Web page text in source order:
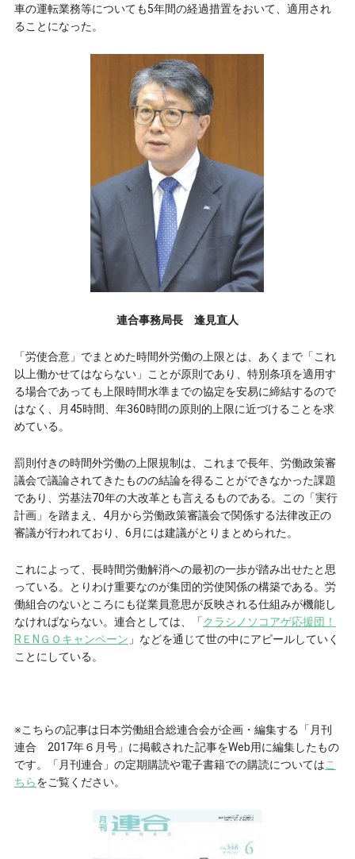
車の運転業務等についても5年間の経過措置をおいて、適用され
ることになった。
連合事務局長 逢見直人
「労使合意」でまとめた時間外労働の上限とは、あくまで「これ
以上働かせてはならない」ことが原則であり、特別条項を適用す
る場合であっても上限時間水準までの協定を安易に締結するので
はなく、月45時間、年360時間の原則的上限に近づけることを求
めている。
罰則付きの時間外労働の上限規制は、これまで長年、労働政策審
議会で議論されてきたものの結論を得ることができなかった課題
であり、労基法70年の大改革とも言えるものである。この「実行
計画」を踏まえ、4月から労働政策審議会で関係する法律改正の
審議が行われており、6月には建議がとりまとめられた。
これによって、長時間労働解消への最初の一歩が踏み出せたと思
っている。とりわけ重要なのが集団的労使関係の構築である。労
働組合のないところにも従業員意思が反映される仕組みが機能し
なければならない。連合としては、「クラシノソコアゲ応援団！
RＥNＧＯキャンペーン 」などを通じて世の中にアピールしていく
ことにしている。
※こちらの記事は日本労働組合総連合会が企画・編集する「月刊
連合 2017年６月号」に掲載された記事をWeb用に編集したもの
です。「月刊連合」の定期購読や電子書籍での購読についてはこ
ちらをご覧ください。